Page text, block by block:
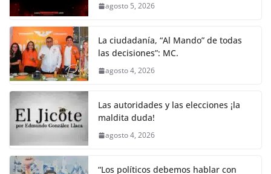
agosto 5, 2026
La ciudadanía, “Al Mando” de todas
las decisiones”: MC.
agosto 4, 2026
Las autoridades y las elecciones ¡la
maldita duda!
agosto 4, 2026
“Los políticos debemos hablar con